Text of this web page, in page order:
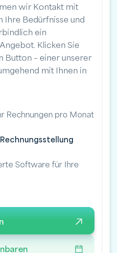
wir Kontakt mit
Ihre Bedürfnisse und
ein
Klicken Sie
Button – einer unserer
mit Ihnen in
Rechnungen pro Monat
Software für Ihre